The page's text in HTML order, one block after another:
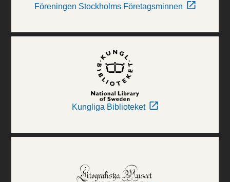
Föreningen Stockholms Företagsminnen
Kungliga Biblioteket